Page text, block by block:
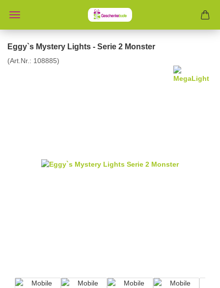
Eggy`s Mystery Lights - Serie 2 Monster
(Art.Nr.: 108885)